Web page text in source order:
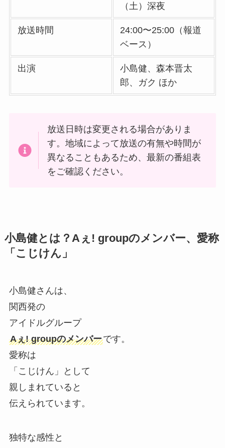
（土）深夜
放送時間
24:00〜25:00（報道
ベース）
出演
小島健、森本晋太
郎、ガク ほか
放送日時は変更される場合がありま
す。地域によって放送の有無や時間が
異なることもあるため、最新の番組表
をご確認ください。
小島健とは？Aぇ! groupのメンバー、愛称
「こじけん」
小島健さんは、
関西発の
アイドルグループ
Aぇ! groupのメンバーです。
愛称は
「こじけん」として
親しまれていると
伝えられています。
独特な感性と